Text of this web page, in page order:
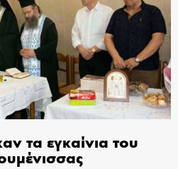
τα εγκαίνια του